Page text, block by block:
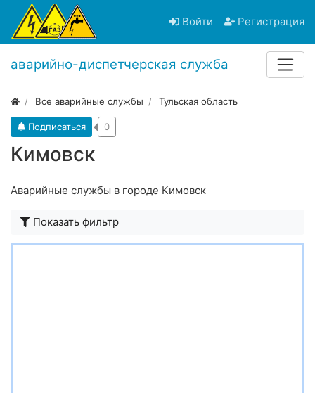
Войти Регистрация
аварийно-диспетчерская служба
Все аварийные службы Тульская область
Кимовск
Подписаться 0
Аварийные службы в городе Кимовск
Показать фильтр